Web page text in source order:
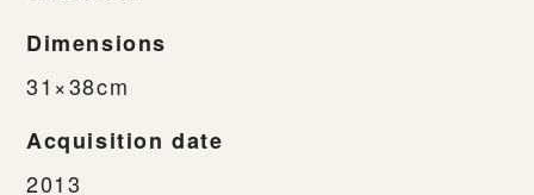
Dimensions
31×38cm
Acquisition date
2013